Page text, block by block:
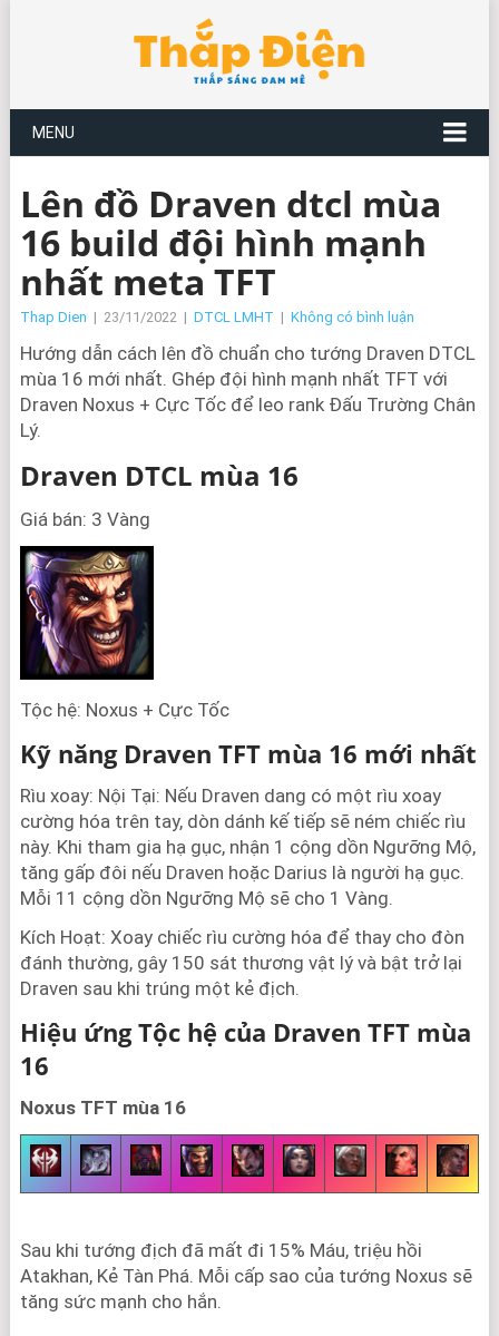
MENU
Lên đồ Draven dtcl mùa
16 build đội hình mạnh
nhất meta TFT
Thap Dien | 23/11/2022 | DTCL LMHT | Không có bình luận
Hướng dẫn cách lên đồ chuẩn cho tướng Draven DTCL
mùa 16 mới nhất. Ghép đội hình mạnh nhất TFT với
Draven Noxus + Cực Tốc để leo rank Đấu Trường Chân
Lý.
Draven DTCL mùa 16
Giá bán: 3 Vàng
Tộc hệ: Noxus + Cực Tốc
Kỹ năng Draven TFT mùa 16 mới nhất
Rìu xoay: Nội Tại: Nếu Draven dang có một rìu xoay
cường hóa trên tay, dòn dánh kế tiếp sẽ ném chiếc rìu
này. Khi tham gia hạ gục, nhận 1 cộng dồn Ngưỡng Mộ,
tăng gấp đôi nếu Draven hoặc Darius là người hạ gục.
Mỗi 11 cộng dồn Ngưỡng Mộ sẽ cho 1 Vàng.
Kích Hoạt: Xoay chiếc rìu cường hóa để thay cho đòn
đánh thường, gây 150 sát thương vật lý và bật trở lại
Draven sau khi trúng một kẻ địch.
Hiệu ứng Tộc hệ của Draven TFT mùa
16
Noxus TFT mùa 16
Sau khi tướng địch đã mất đi 15% Máu, triệu hồi
Atakhan, Kẻ Tàn Phá. Mỗi cấp sao của tướng Noxus sẽ
tăng sức mạnh cho hắn.